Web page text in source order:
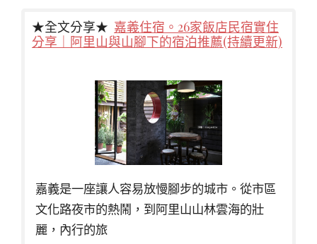
★全文分享★ 嘉義住宿。26家飯店民宿實住
分享｜阿里山與山腳下的宿泊推薦(持續更新)
嘉義是一座讓人容易放慢腳步的城市。從市區
文化路夜市的熱鬧，到阿里山山林雲海的壯
麗，內行的旅